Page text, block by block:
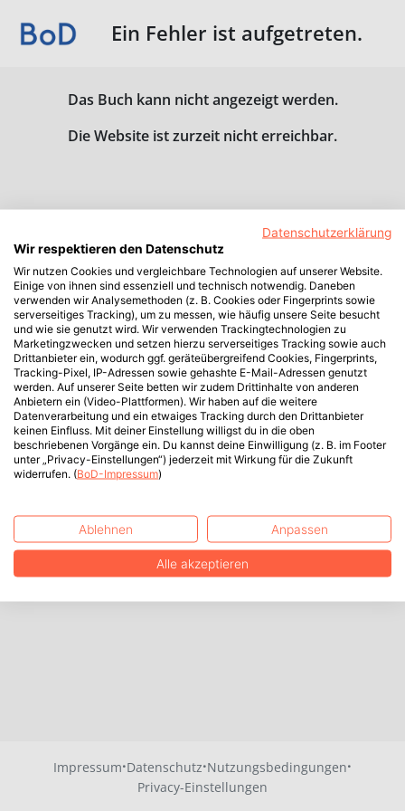
Ein Fehler ist aufgetreten.
Das Buch kann nicht angezeigt werden.
Die Website ist zurzeit nicht erreichbar.
Impressum·Datenschutz·Nutzungsbedingungen·
Privacy-Einstellungen
Datenschutzerklärung
Wir respektieren den Datenschutz
Wir nutzen Cookies und vergleichbare Technologien auf unserer Website.
Einige von ihnen sind essenziell und technisch notwendig. Daneben
verwenden wir Analysemethoden (z. B. Cookies oder Fingerprints sowie
serverseitiges Tracking), um zu messen, wie häufig unsere Seite besucht
und wie sie genutzt wird. Wir verwenden Trackingtechnologien zu
Marketingzwecken und setzen hierzu serverseitiges Tracking sowie auch
Drittanbieter ein, wodurch ggf. geräteübergreifend Cookies, Fingerprints,
Tracking-Pixel, IP-Adressen sowie gehashte E-Mail-Adressen genutzt
werden. Auf unserer Seite betten wir zudem Drittinhalte von anderen
Anbietern ein (Video-Plattformen). Wir haben auf die weitere
Datenverarbeitung und ein etwaiges Tracking durch den Drittanbieter
keinen Einfluss. Mit deiner Einstellung willigst du in die oben
beschriebenen Vorgänge ein. Du kannst deine Einwilligung (z. B. im Footer
unter „Privacy-Einstellungen“) jederzeit mit Wirkung für die Zukunft
widerrufen. (BoD-Impressum)
Ablehnen Anpassen
Alle akzeptieren